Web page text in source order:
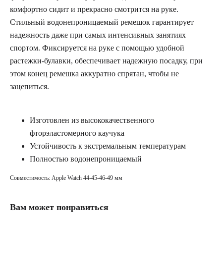
комфортно сидит и прекрасно смотрится на руке.
Cтильный водонепроницаемый ремешок гарантирует
надежность даже при самых интенсивных занятиях
спортом. Фиксируется на руке с помощью удобной
pастежки-булавки, обеспечивает надежную посадку, при
этом конец ремешка аккуратно спрятан, чтобы не
зацепиться.
Изготовлен из высококачественного
фторэластомерного каучука
Устойчивость к экстремальным температурам
Полностью водонепроницаемый
Совместимость: Apple Watch 44-45-46-49 мм
Вам может понравиться